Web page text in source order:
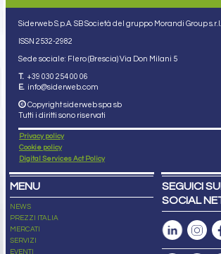
Siderweb S.p.A. SB Società del gruppo Morandi Group s.r.l.
ISSN 2532-2982
Sede sociale: Flero (Brescia) Via Don Milani 5
T. +39 030 254 00 06
E. info@siderweb.com
Copyright siderweb spa sb
Tutti i diritti sono riservati
Privacy policy
Cookie policy
Digital Services Act Policy
MENU
NEWS
PREZZI ITALIA
MERCATI
SERVIZI
EVENTI
SEGUICI
SOCIAL